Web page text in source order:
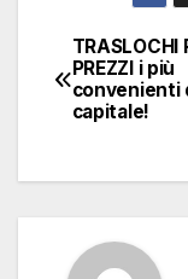
Articoli
Come